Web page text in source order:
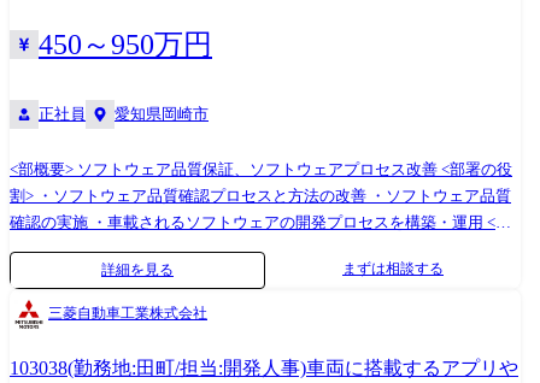
450～950万円
正社員 愛知県岡崎市
<部概要> ソフトウェア品質保証、ソフトウェアプロセス改善 <部署の役
割> ・ソフトウェア品質確認プロセスと方法の改善 ・ソフトウェア品質
確認の実施 ・車載されるソフトウェアの開発プロセスを構築・運用 <入
社後の担当領域> 以下の戦略や計画を策定し実行していく推進リーダー
をご担当頂きます。主に担当する領域はご本人の意向・適性から決定し
ます。 ●ソフトウェア品質保証 ・ソフトウェアデザインレビューをはじ
めとする品質確認プロセスの改善 ・各ECU部品のデザインレビューの計
画管理 ・各ECU部品のソフトウェアデザインレビューに参加及びレビュ
詳細を見る まずは相談する
三菱自動車工業株式会社
103038(勤務地:田町/担当:開発人事)車両に搭載するアプリや